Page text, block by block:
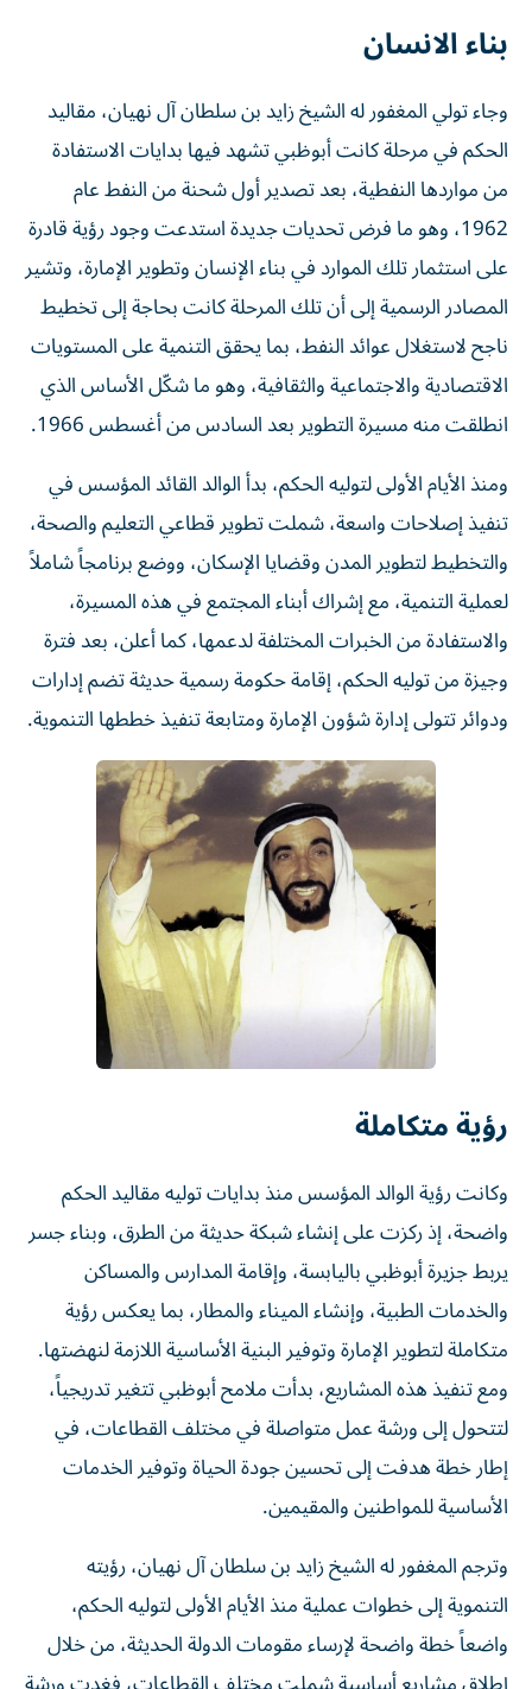
بناء الانسان
وجاء تولي المغفور له الشيخ زايد بن سلطان آل نهيان، مقاليد
الحكم في مرحلة كانت أبوظبي تشهد فيها بدايات الاستفادة
من مواردها النفطية، بعد تصدير أول شحنة من النفط عام
1962، وهو ما فرض تحديات جديدة استدعت وجود رؤية قادرة
على استثمار تلك الموارد في بناء الإنسان وتطوير الإمارة، وتشير
المصادر الرسمية إلى أن تلك المرحلة كانت بحاجة إلى تخطيط
ناجح لاستغلال عوائد النفط، بما يحقق التنمية على المستويات
الاقتصادية والاجتماعية والثقافية، وهو ما شكّل الأساس الذي
انطلقت منه مسيرة التطوير بعد السادس من أغسطس 1966.
ومنذ الأيام الأولى لتوليه الحكم، بدأ الوالد القائد المؤسس في
تنفيذ إصلاحات واسعة، شملت تطوير قطاعي التعليم والصحة،
والتخطيط لتطوير المدن وقضايا الإسكان، ووضع برنامجاً شاملاً
لعملية التنمية، مع إشراك أبناء المجتمع في هذه المسيرة،
والاستفادة من الخبرات المختلفة لدعمها، كما أعلن، بعد فترة
وجيزة من توليه الحكم، إقامة حكومة رسمية حديثة تضم إدارات
ودوائر تتولى إدارة شؤون الإمارة ومتابعة تنفيذ خططها التنموية.
رؤية متكاملة
وكانت رؤية الوالد المؤسس منذ بدايات توليه مقاليد الحكم
واضحة، إذ ركزت على إنشاء شبكة حديثة من الطرق، وبناء جسر
يربط جزيرة أبوظبي باليابسة، وإقامة المدارس والمساكن
والخدمات الطبية، وإنشاء الميناء والمطار، بما يعكس رؤية
متكاملة لتطوير الإمارة وتوفير البنية الأساسية اللازمة لنهضتها.
ومع تنفيذ هذه المشاريع، بدأت ملامح أبوظبي تتغير تدريجياً،
لتتحول إلى ورشة عمل متواصلة في مختلف القطاعات، في
إطار خطة هدفت إلى تحسين جودة الحياة وتوفير الخدمات
الأساسية للمواطنين والمقيمين.
وترجم المغفور له الشيخ زايد بن سلطان آل نهيان، رؤيته
التنموية إلى خطوات عملية منذ الأيام الأولى لتوليه الحكم،
واضعاً خطة واضحة لإرساء مقومات الدولة الحديثة، من خلال